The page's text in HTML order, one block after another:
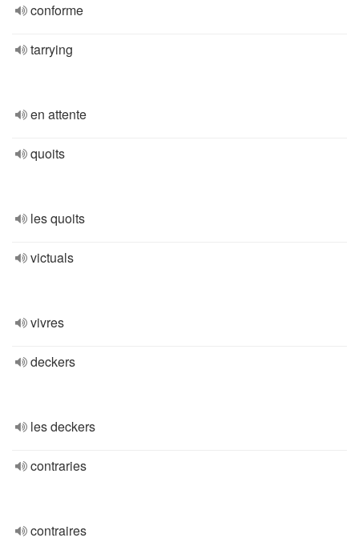
conforme
tarrying
en attente
quoits
les quoits
victuals
vivres
deckers
les deckers
contraries
contraires